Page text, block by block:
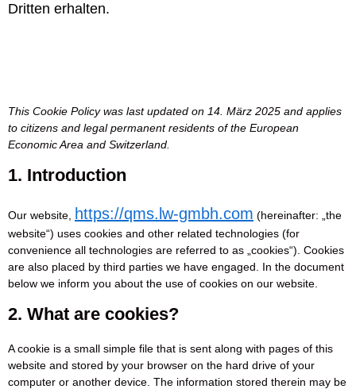
Dritten erhalten.
This Cookie Policy was last updated on 14. März 2025 and applies
to citizens and legal permanent residents of the European
Economic Area and Switzerland.
1. Introduction
Our website, https://qms.lw-gmbh.com (hereinafter: „the
website“) uses cookies and other related technologies (for
convenience all technologies are referred to as „cookies“). Cookies
are also placed by third parties we have engaged. In the document
below we inform you about the use of cookies on our website.
2. What are cookies?
A cookie is a small simple file that is sent along with pages of this
website and stored by your browser on the hard drive of your
computer or another device. The information stored therein may be